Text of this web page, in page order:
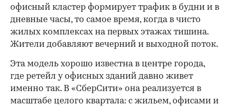
офисный кластер формирует трафик в будни и в
дневные часы, то самое время, когда в чисто
жилых комплексах на первых этажах тишина.
Жители добавляют вечерний и выходной поток.
Эта модель хорошо известна в центре города,
где ретейл у офисных зданий давно живет
именно так. В «СберСити» она реализуется в
масштабе целого квартала: с жильем, офисами и